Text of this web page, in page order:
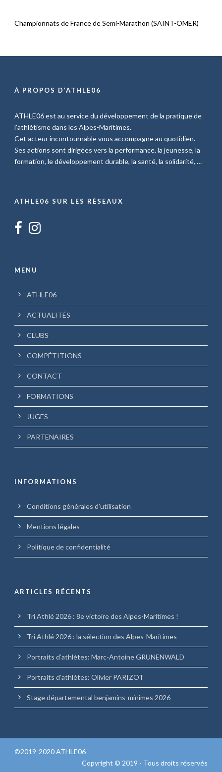
Championnats de France de Semi-Marathon (SAINT-OMER)
À PROPOS D’ATHLE06
ATHLE06 est au service du développement de la pratique de
l’athlétisme dans les Alpes-Maritimes.
Cet acteur incontournable vous accompagne au quotidien.
Ses actions sont dirigées vers la performance, la jeunesse, la
formation, le développement durable, la santé, la solidarité, …
ATHLE06 SUR LES RÉSEAUX
MENU
ATHLE06
ACTUALITÉS
CLUBS
COMPÉTITIONS
CONTACT
FORMATIONS
JUGES
PARTENAIRES
INFORMATIONS
Conditions générales d’utilisation
Mentions légales
Politique de confidentialité
ARTICLES RÉCENTS
Tri Athlé 2026 : 8e victoire des Alpes-Maritimes !
Tri Athlé 2026 : la sélection des Alpes-Maritimes
Portraits d’athlètes: Marc-Antoine GRUNENWALD
Portraits d’athlètes: Olivier PARIZOT
Stage départemental benjamins-minimes 2026
©2019-2020 ATHLE06
Copyright © 2019 - Tous droits réservés